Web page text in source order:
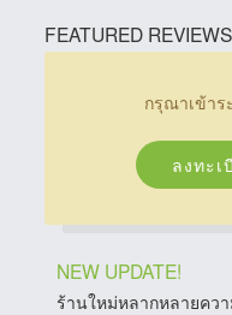
FEATURED
กรุณาเข้าร
ลงทะ
NEW UPDATE!
ร้านใหม่หลากหลายคว